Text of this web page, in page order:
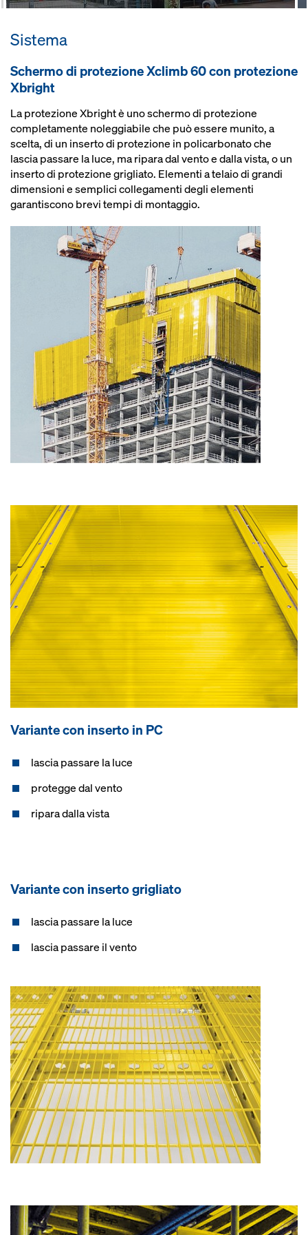
Sistema
Schermo di protezione Xclimb 60 con protezione
Xbright
La protezione Xbright è uno schermo di protezione
completamente noleggiabile che può essere munito, a
scelta, di un inserto di protezione in policarbonato che
lascia passare la luce, ma ripara dal vento e dalla vista, o un
inserto di protezione grigliato. Elementi a telaio di grandi
dimensioni e semplici collegamenti degli elementi
garantiscono brevi tempi di montaggio.
Variante con inserto in PC
lascia passare la luce
protegge dal vento
ripara dalla vista
Variante con inserto grigliato
lascia passare la luce
lascia passare il vento